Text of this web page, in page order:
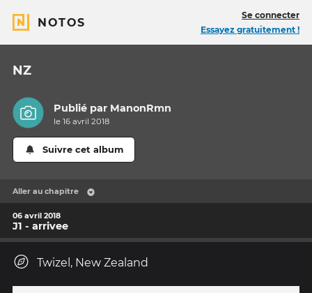
NOTOS
Se connecter
Essayez gratuitement !
NZ
Publié par ManonRmn
le 16 avril 2018
Suivre cet album
Aller au chapitre
06 avril 2018
J1 - arrivee
Twizel, New Zealand